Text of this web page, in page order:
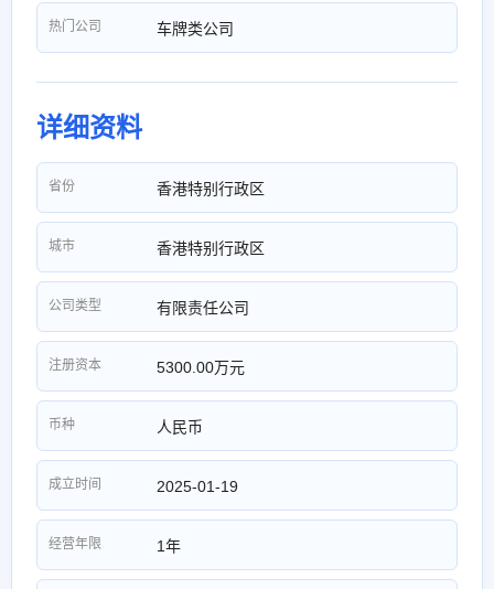
热门公司 车牌类公司
详细资料
省份 香港特别行政区
城市 香港特别行政区
公司类型 有限责任公司
注册资本 5300.00万元
币种 人民币
成立时间 2025-01-19
经营年限 1年